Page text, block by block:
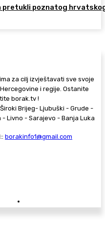
pretukli poznatog
za cilj izvještavati sve svoje
i regije. Ostanite
borak.tv !
Brijeg- Ljubuški - Grude -
Livno - Sarajevo - Banja Luka
borakinfo1@gmail.com